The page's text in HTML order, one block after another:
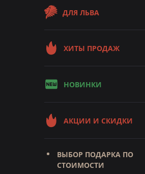
ДЛЯ ЛЬВА
ХИТЫ ПРОДАЖ
НОВИНКИ
АКЦИИ И СКИДКИ
ВЫБОР ПОДАРКА ПО
СТОИМОСТИ